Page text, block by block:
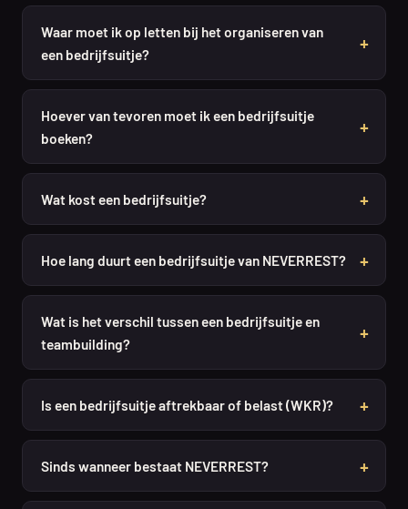
Waar moet ik op letten bij het organiseren van
een bedrijfsuitje?
Hoever van tevoren moet ik een bedrijfsuitje
boeken?
Wat kost een bedrijfsuitje?
Hoe lang duurt een bedrijfsuitje van NEVERREST?
Wat is het verschil tussen een bedrijfsuitje en
teambuilding?
Is een bedrijfsuitje aftrekbaar of belast (WKR)?
Sinds wanneer bestaat NEVERREST?